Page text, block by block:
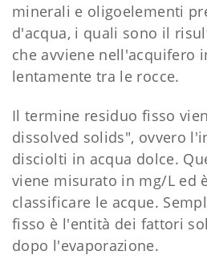
minerali e oligoelementi
d'acqua, i quali sono il
che avviene nell'acquifero
lentamente tra le rocce.
Il termine residuo fisso
dissolved solids", ovvero
disciolti in acqua dolce.
viene misurato in mg/L ed
classificare le acque.
fisso è l'entità dei fattori
dopo l'evaporazione.